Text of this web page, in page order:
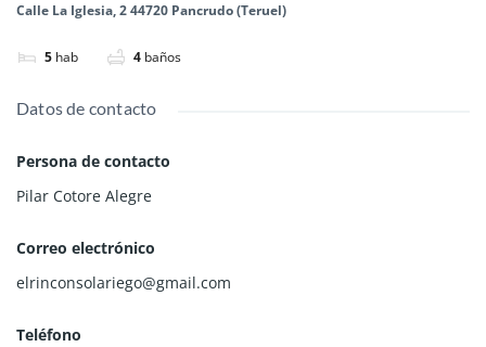
Calle La Iglesia, 2 44720 Pancrudo (Teruel)
5 hab 4 baños
Datos de contacto
Persona de contacto
Pilar Cotore Alegre
Correo electrónico
elrinconsolariego@gmail.com
Teléfono